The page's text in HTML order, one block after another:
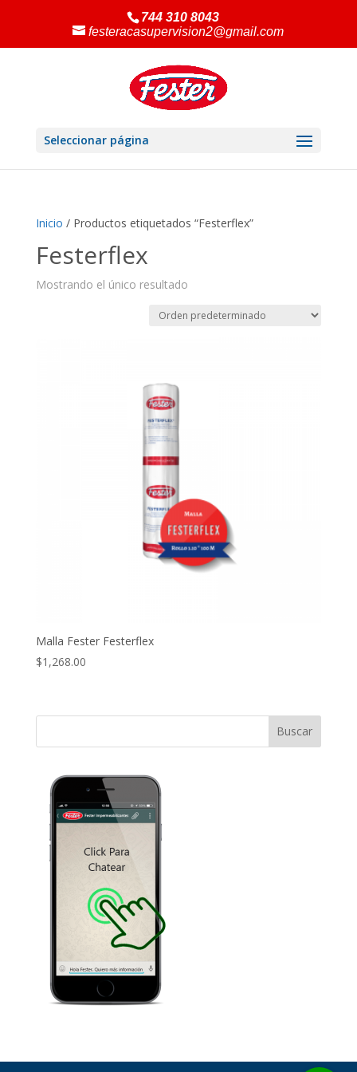
744 310 8043
festeracasupervision2@gmail.com
Seleccionar página
Inicio / Productos etiquetados “Festerflex”
Festerflex
Mostrando el único resultado
Malla Fester Festerflex
$1,268.00